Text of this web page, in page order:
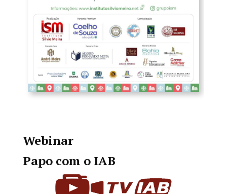
Webinar
Papo com o IAB